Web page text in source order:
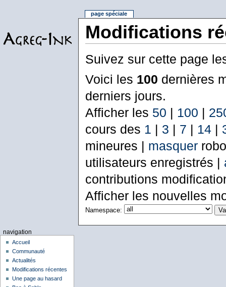
Modifications
Suivez sur cette page
Voici les 100 dernières
derniers jours.
Afficher les 50 | 100 |
cours des 1 | 3 | 7 | 14|
mineures | masquer
utilisateurs enregistrés |
contributions
Afficher les nouvelles
Namespace:
page spéciale
navigation
Accueil
Communauté
Actualités
Modifications récentes
Une page au hasard